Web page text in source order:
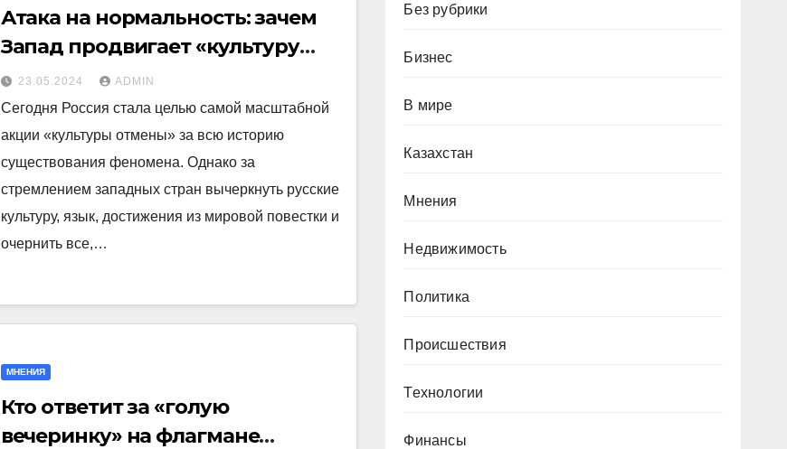
Атака на нормальность: зачем
Запад продвигает «культуру
отмены»
23.05.2024 ADMIN
Сегодня Россия стала целью самой масштабной
акции «культуры отмены» за всю историю
существования феномена. Однако за
стремлением западных стран вычеркнуть русские
культуру, язык, достижения из мировой повестки и
очернить все,…
МНЕНИЯ
Кто ответит за «голую
вечеринку» на флагмане
Без рубрики
Бизнес
В мире
Казахстан
Мнения
Недвижимость
Политика
Происшествия
Технологии
Финансы